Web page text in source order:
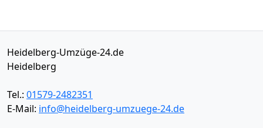
Heidelberg-Umzüge-24.de
Heidelberg
Tel.: 01579-2482351
E-Mail: info@heidelberg-umzuege-24.de